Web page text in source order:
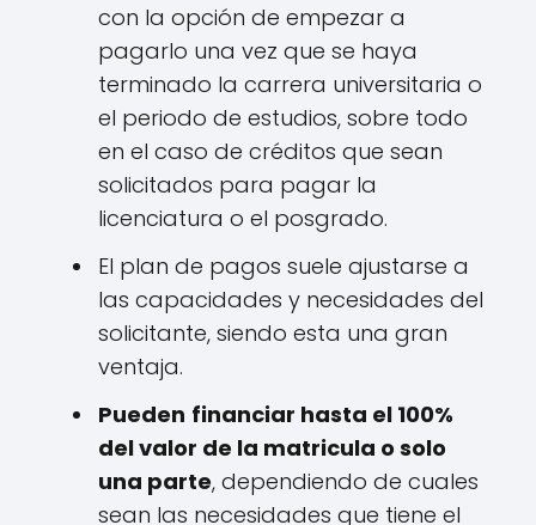
con la opción de empezar a
pagarlo una vez que se haya
terminado la carrera universitaria o
el periodo de estudios, sobre todo
en el caso de créditos que sean
solicitados para pagar la
licenciatura o el posgrado.
El plan de pagos suele ajustarse a
las capacidades y necesidades del
solicitante, siendo esta una gran
ventaja.
Pueden financiar hasta el 100%
del valor de la matricula o solo
una parte, dependiendo de cuales
sean las necesidades que tiene el